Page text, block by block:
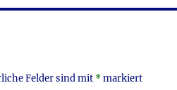
Felder sind mit *markiert